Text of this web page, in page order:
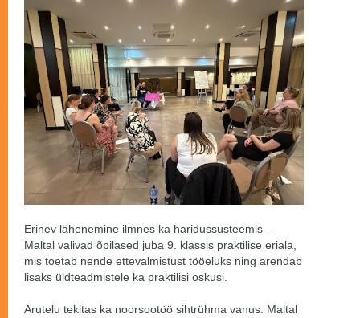
Erinev lähenemine ilmnes ka haridussüsteemis –
Maltal valivad õpilased juba 9. klassis praktilise eriala,
mis toetab nende ettevalmistust tööeluks ning arendab
lisaks üldteadmistele ka praktilisi oskusi.
Arutelu tekitas ka noorsootöö sihtrühma vanus: Maltal